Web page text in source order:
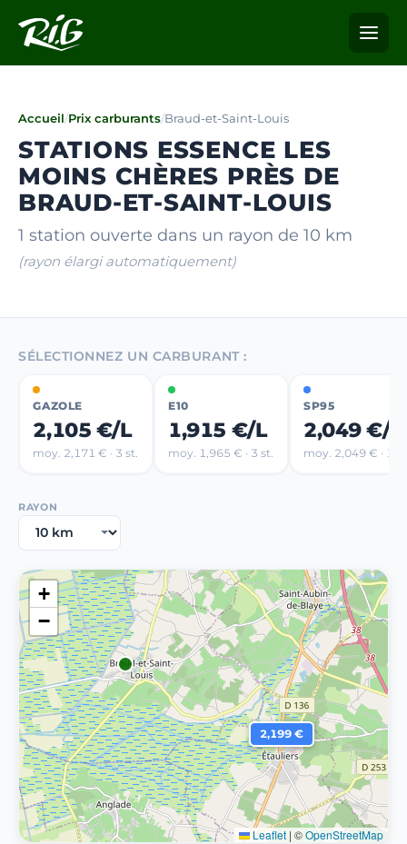
Accueil/Prix carburants/Braud-et-Saint-Louis
STATIONS ESSENCE LES
MOINS CHÈRES PRÈS DE
BRAUD-ET-SAINT-LOUIS
1 station ouverte dans un rayon de 10 km
(rayon élargi automatiquement)
SÉLECTIONNEZ UN CARBURANT :
GAZOLE
2,105 €/L
moy. 2,171 € · 3 st.
E10
1,915 €/L
moy. 1,965 € · 3 st.
SP95
2,049 €/L
moy. 2,049 € · 1
RAYON
2,199 €
+
−
Leaflet | ©OpenStreetMap